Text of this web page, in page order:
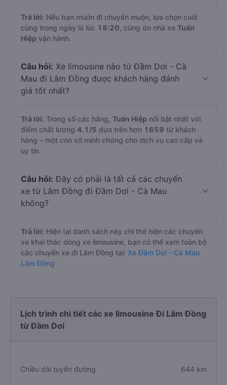
Trả lời: Nếu bạn muốn đi chuyến muộn, lựa chọn cuối
cùng trong ngày là lúc 18:20 , cũng do nhà xe Tuấn
Hiệp vận hành.
Câu hỏi: Xe limousine nào từ Đầm Dơi - Cà
Mau đi Lâm Đồng được khách hàng đánh
giá tốt nhất?
Trả lời: Trong số các hãng, Tuấn Hiệp nổi bật nhất với
điểm chất lượng 4.1 /5 dựa trên hơn 1659 từ khách
hàng – một con số minh chứng cho dịch vụ cao cấp và
uy tín.
Câu hỏi: Đây có phải là tất cả các chuyến
xe từ Lâm Đồng đi Đầm Dơi - Cà Mau
không?
Trả lời: Hiện tại danh sách này chỉ thể hiện các chuyến
xe khai thác dòng xe limousine, bạn có thể xem toàn bộ
các chuyến xe đi Lâm Đồng tại: Xe Đầm Dơi - Cà Mau
Lâm Đồng
Lịch trình chi tiết các xe limousine Đi Lâm Đồng
từ Đầm Dơi
Chiều dài tuyến đường 644 km